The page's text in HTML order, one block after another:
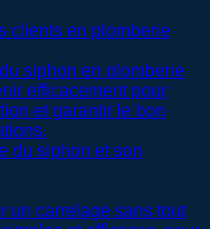
clients en plomberie
du siphon et son